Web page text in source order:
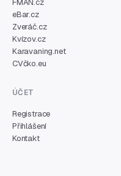
eBar.cz
Zveráč.cz
Kvízov.cz
Karavaning.net
CVčko.eu
ÚČET
Registrace
Přihlášení
Kontakt